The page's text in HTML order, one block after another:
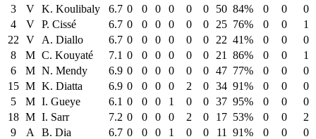
3
V K. Koulibaly 6.7 0 0 0 0 0 0 50 84% 0 0
0
4
V P. Cissé 6.7 0 0 0 0 0 0 25 76% 0 0
1
22
V A. Diallo 6.7 0 0 0 0 0 0 22 41% 0 0
0
8
M C. Kouyaté 7.1 0 0 0 0 0 0 21 86% 0 0
1
6
M N. Mendy 6.9 0 0 0 0 0 0 47 77% 0 0
0
15 M K. Diatta 6.9 0 0 0 0 2 0 34 91% 0 0
0
5
M I. Gueye 6.1 0 0 0 1 0 0 37 95% 0 0
0
18 M I. Sarr 7.2 0 0 0 0 2 0 17 53% 0 0
2
9
A B. Dia 6.7 0 0 0 1 0 0 11 91% 0 0
0